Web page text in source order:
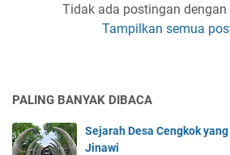
Tidak ada postingan dengan
Tampilkan semua
PALING BANYAK DIBACA
Sejarah Desa Cengkok
Jinawi